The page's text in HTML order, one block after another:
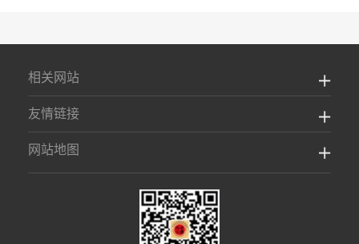
相关网站
友情链接
网站地图